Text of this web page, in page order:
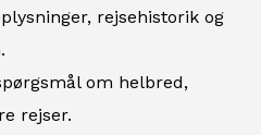
rejsehistorik og
om helbred,
rejser.